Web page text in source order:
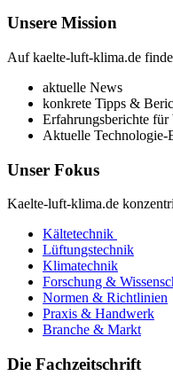
Unsere Mission
Auf kaelte-luft-klima.de
aktuelle News
konkrete Tipps &
Erfahrungsberichte
Aktuelle Technologie-
Unser Fokus
Kaelte-luft-klima.de
Kältetechnik
Lüftungstechnik
Klimatechnik
Forschung &
Normen & Richtlinien
Praxis & Handwerk
Branche & Markt
Die Fachzeitschrift